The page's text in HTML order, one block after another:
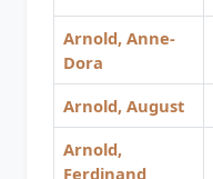
Arnold, Anne-
Dora
Arnold, August
Arnold,
Ferdinand